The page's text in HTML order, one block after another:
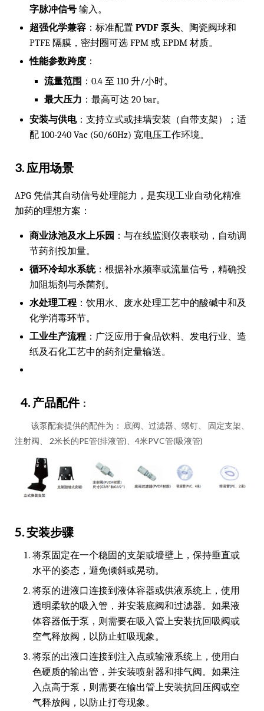
字脉冲信号 输入。
超强化学兼容 ：标准配置 PVDF 泵头、陶瓷阀球和
PTFE 隔膜，密封圈可选 FPM 或 EPDM 材质。
性能参数跨度 ：
流量范围 ：0.4 至 110 升/小时。
最大压力 ：最高可达 20 bar。
安装与供电：支持立式或挂墙安装（自带支架）；适
配 100-240 Vac (50/60Hz) 宽电压工作环境。
3. 应用场景
APG 凭借其自动信号处理能力，是实现工业自动化精准
加药的理想方案：
商业泳池及水上乐园 ：与在线监测仪表联动，自动调
节药剂投加量。
循环冷却水系统：根据补水频率或流量信号，精确投
加阻垢剂与杀菌剂。
水处理工程 ：饮用水、废水处理工艺中的酸碱中和及
化学消毒环节。
工业生产流程 ：广泛应用于食品饮料、发电行业、造
纸及石化工艺中的药剂定量输送。
4. 产品配件：
该泵配套提供的配件为： 底阀、过滤器、螺钉、 固定支架、
注射阀、 2米长的PE管(排液管)、4米PVC管(吸液管)
5. 安装步骤
将泵固定在一个稳固的支架或墙壁上，保持垂直或
水平的姿态，避免倾斜或晃动。
将泵的进液口连接到液体容器或供液系统上，使用
透明柔软的吸入管，并安装底阀和过滤器。如果液
体容器低于泵，则需要在吸入管上安装抗回吸阀或
空气释放阀，以防止虹吸现象。
将泵的出液口连接到注入点或输液系统上，使用白
色硬质的输出管，并安装喷射器和排气阀。如果注
入点高于泵，则需要在输出管上安装抗回压阀或空
气释放阀，以防止打弯现象。